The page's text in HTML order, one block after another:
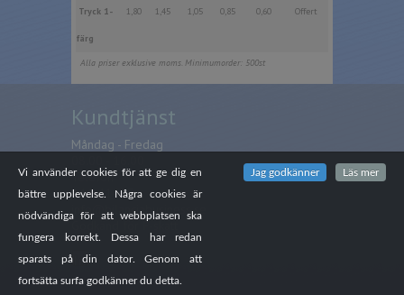
Tryck 1-
färg
1,80 1,45 1,05 0,85 0,60 Offert
Alla priser exklusive moms. Minimumorder: 500st
Kundtjänst
Måndag - Fredag
Telefon
044-41485
info@bilanciabusiness.se
Godkänd för F-skatt
Vi använder cookies för att ge dig en
bättre upplevelse. Några cookies är
nödvändiga för att webbplatsen ska
fungera korrekt. Dessa har redan
sparats på din dator. Genom att
fortsätta surfa godkänner du detta.
Jag godkänner Läs mer